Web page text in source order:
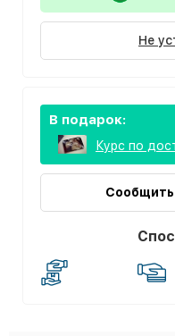
Не
В подарок:
Курс по